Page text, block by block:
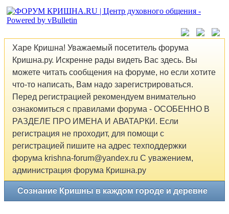
Харе Кришна! Уважаемый посетитель форума
Кришна.ру. Искренне рады видеть Вас здесь. Вы
можете читать сообщения на форуме, но если хотите
что-то написать, Вам надо зарегистрироваться.
Перед регистрацией рекомендуем внимательно
ознакомиться с правилами форума - ОСОБЕННО В
РАЗДЕЛЕ ПРО ИМЕНА И АВАТАРКИ. Если
регистрация не проходит, для помощи с
регистрацией пишите на адрес техподдержки
форума krishna-forum@yandex.ru С уважением,
администрация форума Кришна.ру
Сознание Кришны в каждом городе и деревне